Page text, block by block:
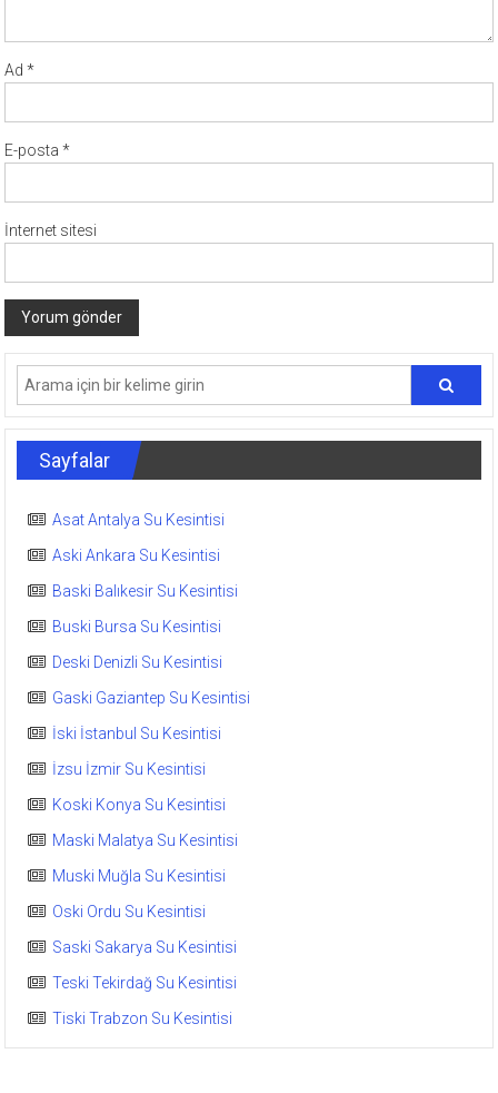
Ad*
E-posta*
İnternet sitesi
Sayfalar
Asat Antalya Su Kesintisi
Aski Ankara Su Kesintisi
Baski Balıkesir Su Kesintisi
Buski Bursa Su Kesintisi
Deski Denizli Su Kesintisi
Gaski Gaziantep Su Kesintisi
İski İstanbul Su Kesintisi
İzsu İzmir Su Kesintisi
Koski Konya Su Kesintisi
Maski Malatya Su Kesintisi
Muski Muğla Su Kesintisi
Oski Ordu Su Kesintisi
Saski Sakarya Su Kesintisi
Teski Tekirdağ Su Kesintisi
Tiski Trabzon Su Kesintisi